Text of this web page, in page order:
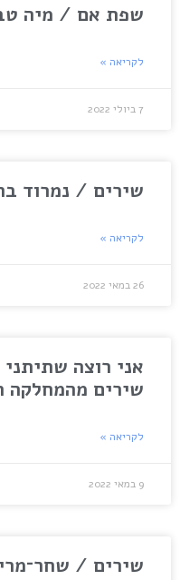
שפת אם / מיה
לקריאה »
7 ביולי 2022
שירים / נמרוד
לקריאה »
26 במאי 2022
אני רוצה
שירים מהמחלקה
לקריאה »
9 במאי 2022
שירים /